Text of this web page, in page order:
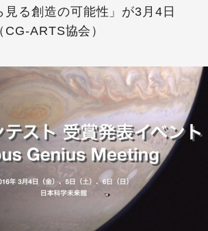
見る創造の可能性」が3月4日
CG-ARTS協会）